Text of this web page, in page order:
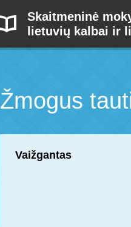
Skaitmeninė
lietuvių kalbai ir
Žmogus
Vaižgantas